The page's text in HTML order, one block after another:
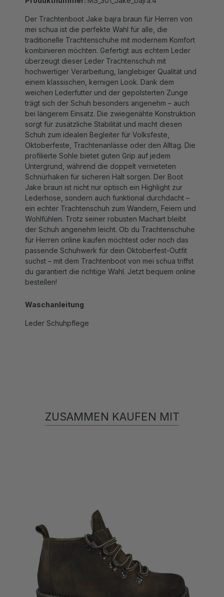
mei schua ist die perfekte Wahl für alle, die
traditionelle Trachtenschuhe mit modernem Komfort
kombinieren möchten. Gefertigt aus echtem Leder
überzeugt dieser Leder Trachtenschuh mit
hochwertiger Verarbeitung, langlebiger Qualität und
einem klassischen, kernigen Look. Dank dem
weichen Lederfutter und der gepolsterten Zunge
trägt sich der Schuh besonders angenehm – auch
bei längerem Einsatz. Die zwiegenähte Konstruktion
sorgt für zusätzliche Stabilität und macht diesen
Schuh zum idealen Begleiter für Volksfeste,
Oktoberfeste, Trachtenanlässe oder den Alltag. Die
profilierte Sohle bietet guten Grip auf jedem
Untergrund, während die doppelt vernieteten
Schnürhaken für sicheren Halt sorgen. Der Boot
Jake braun ist nicht nur optisch ein Highlight zur
Lederhose, sondern auch funktional durchdacht –
ein echter Trachtenschuh zum Wandern, Feiern und
Wohlfühlen. Trotz seiner robusten Machart bleibt
der Schuh angenehm leicht. Ob du Trachtenschuhe
für Herren online kaufen möchtest oder noch das
passende Schuhwerk für dein Oktoberfest-Outfit
suchst – mit dem Trachtenboot von mei schua triffst
du garantiert die richtige Wahl. Jetzt bequem online
bestellen!